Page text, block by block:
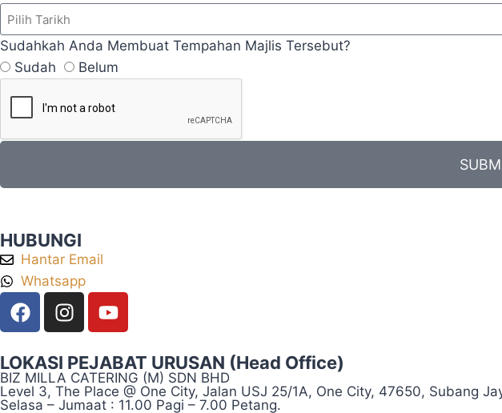
Sudahkah Anda Membuat Tempahan Majlis Tersebut?
Sudah
Belum
HUBUNGI
Hantar Email
Whatsapp
LOKASI PEJABAT URUSAN (Head Office)
BIZ MILLA CATERING (M) SDN BHD
Level 3, The Place @ One City, Jalan USJ 25/1A, One City, 47650, Subang
Selasa – Jumaat : 11.00 Pagi – 7.00 Petang.